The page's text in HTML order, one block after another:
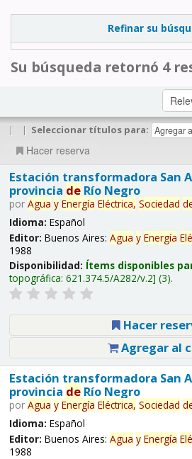
Refinar su
Su búsqueda retornó 4
| | Seleccionar títulos para:
Hacer reserva
Estación transformadora San
provincia deRío Negro
por Agua y Energía Eléctrica, Sociedad
Idioma: Español
Editor: Buenos Aires: Agua y Energía
1988
Disponibilidad: Ítems disponibles
topográfica: 621.374.5/A282/v.2 (3).
Hacer
Agregar al
Estación transformadora San
provincia deRío Negro
por Agua y Energía Eléctrica, Sociedad
Idioma: Español
Editor: Buenos Aires: Agua y Energía
1988